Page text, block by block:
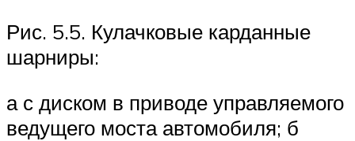
Рис. 5.5. Кулачковые карданные
шарниры:
а с диском в приводе управляемого
ведущего моста автомобиля; б